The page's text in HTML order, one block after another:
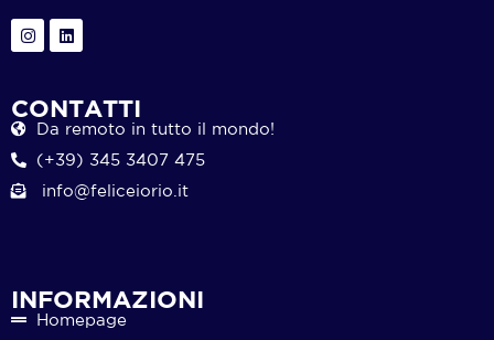
CONTATTI
Da remoto in tutto il mondo!
(+39) 345 3407 475
info@feliceiorio.it
INFORMAZIONI
Homepage